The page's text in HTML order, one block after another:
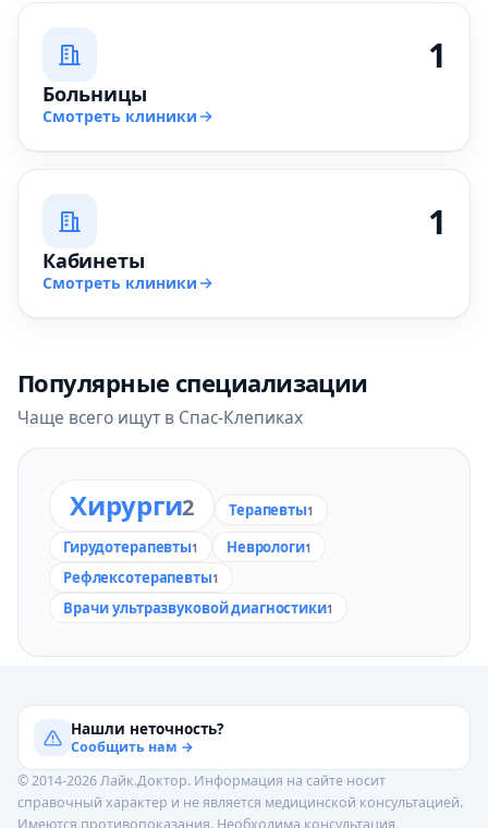
1
Больницы
Смотреть клиники
1
Кабинеты
Смотреть клиники
Популярные специализации
Чаще всего ищут в Спас-Клепиках
Хирурги2 Терапевты1
Гирудотерапевты1 Неврологи1
Рефлексотерапевты1
Врачи ультразвуковой диагностики1
Нашли неточность?
Сообщить нам →
© 2014-2026 Лайк.Доктор. Информация на сайте носит
справочный характер и не является медицинской консультацией.
Имеются противопоказания. Необходима консультация